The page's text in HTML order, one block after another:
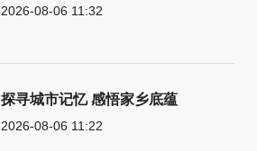
2026-08-06 11:32
探寻城市记忆 感悟家乡底蕴
2026-08-06 11:22